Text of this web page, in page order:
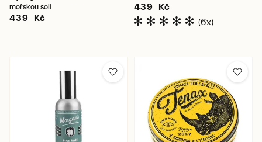
mořskou solí
439 Kč
439 Kč
(6x)